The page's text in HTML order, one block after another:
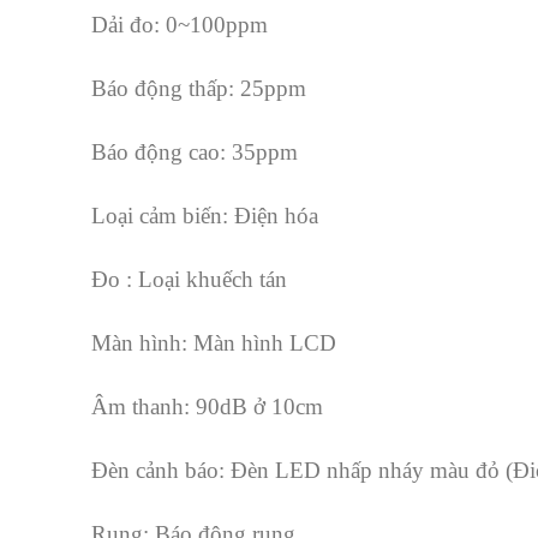
Dải đo: 0~100ppm
Báo động thấp: 25ppm
Báo động cao: 35ppm
Loại cảm biến: Điện hóa
Đo : Loại khuếch tán
Màn hình: Màn hình LCD
Âm thanh: 90dB ở 10cm
Đèn cảnh báo: Đèn LED nhấp nháy màu đỏ